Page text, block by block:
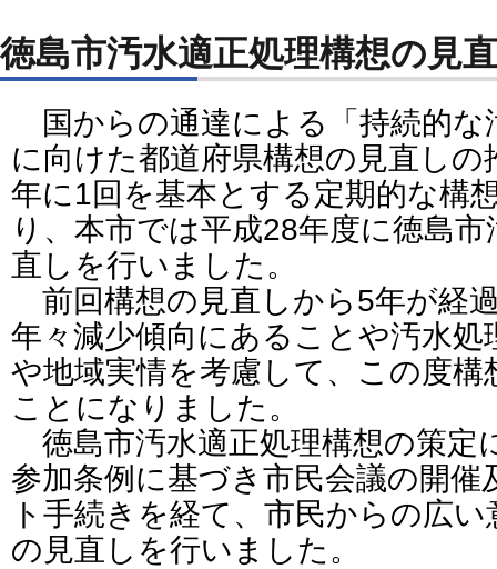
徳島市汚水適正処理構想の見
国からの通達による「持続的な
に向けた都道府県構想の見直し
年に1回を基本とする定期的な構
り、本市では平成28年度に徳島
直しを行いました。
前回構想の見直しから5年が経
年々減少傾向にあることや汚水処
や地域実情を考慮して、この度
ことになりました。
徳島市汚水適正処理構想の策定
参加条例に基づき市民会議の開
ト手続きを経て、市民からの広
の見直しを行いました。